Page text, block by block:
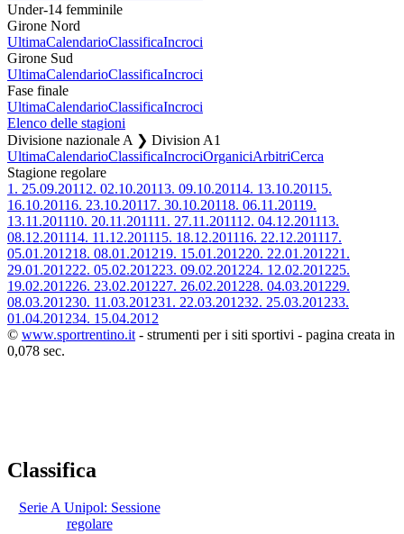
Under-14 femminile
Girone Nord
UltimaCalendarioClassificaIncroci
Girone Sud
UltimaCalendarioClassificaIncroci
Fase finale
UltimaCalendarioClassificaIncroci
Elenco delle stagioni
Divisione nazionale A ❯ Division A1
UltimaCalendarioClassificaIncrociOrganiciArbitriCerca
Stagione regolare
1. 25.09.2011 2. 02.10.20113. 09.10.20114. 13.10.2011 5.
16.10.20116. 23.10.2011 7. 30.10.20118. 06.11.20119.
13.11.201110. 20.11.201111. 27.11.201112. 04.12.201113.
08.12.201114. 11.12.201115. 18.12.201116. 22.12.201117.
05.01.201218. 08.01.201219. 15.01.201220. 22.01.201221.
29.01.201222. 05.02.201223. 09.02.201224. 12.02.201225.
19.02.201226. 23.02.201227. 26.02.201228. 04.03.201229.
08.03.201230. 11.03.201231. 22.03.201232. 25.03.201233.
01.04.201234. 15.04.2012
© www.sportrentino.it - strumenti per i siti sportivi - pagina creata in
0,078 sec.
Classifica
Serie A Unipol: Sessione
regolare